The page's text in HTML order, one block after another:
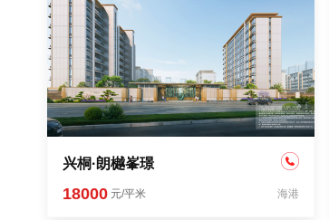
兴桐·朗樾峯璟
18000 元/平米 海港